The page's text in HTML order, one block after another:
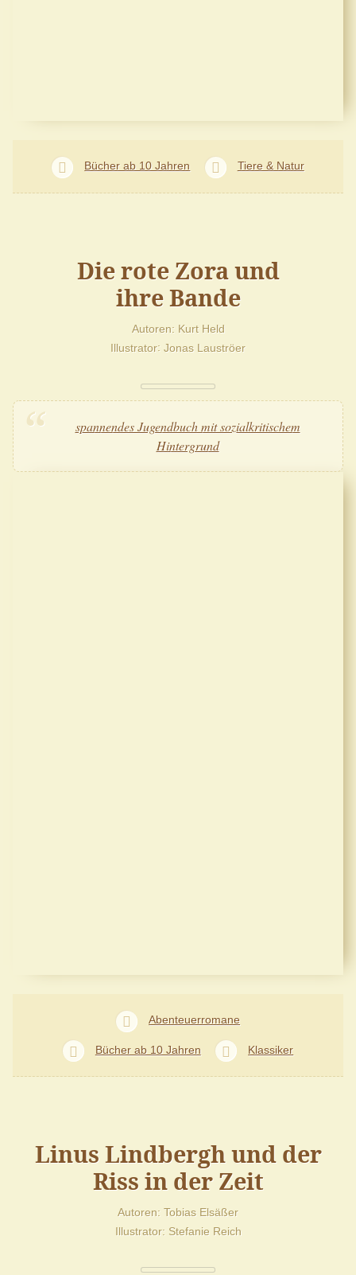
Bücher ab 10 Jahren Tiere & Natur
Die rote Zora und
ihre Bande
Autoren Kurt Held
Illustrator Jonas Lauströer
spannendes Jugendbuch mit sozialkritischem
Hintergrund
Abenteuerromane
Bücher ab 10 Jahren Klassiker
Linus Lindbergh und der
Riss in der Zeit
Autoren Tobias Elsäßer
Illustrator Stefanie Reich